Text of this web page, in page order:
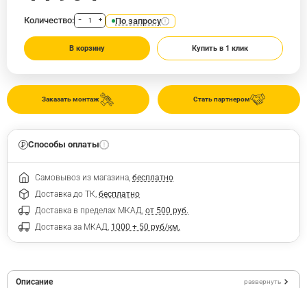
Стать партнером
Заказать монтаж
Количество: − + По запросу
В корзину Купить в 1 клик
Способы оплаты
Самовывоз из магазина, бесплатно
Доставка до ТК, бесплатно
Доставка в пределах МКАД, от 500 руб.
Доставка за МКАД, 1000 + 50 руб/км.
Описание развернуть